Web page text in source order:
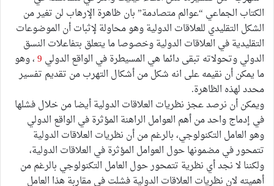
الكتاب الجماعي “عوالم متصادمة” بان ظاهرة الإرهاب لن تغير من
الشكل التقليدي للعلاقات الدولية وهو محاولة لإثبات أن الموضوعات
التقليدية في العلاقات الدولية وخصوصا ما يتعلق بتفاعلات النسق
الدولي وتحولاته تبقى دائما هي المسيطرة في الواقع الدولي 9، وهو
ما يمكن أن نقيمه على انه شكل من أشكال التهرب من تقديم تفسير
محدد لهذه الظاهرة.
ويمكن أن نرصد عجز نظريات العلاقات الدولية أيضا من خلال فشلها
في إدماج واحد من أهم العوامل الراهنة المؤثرة في الواقع الدولي
وهو العامل التكنولوجي، بالرغم من أن نظريات العلاقات الدولية
تتمحور في مضمونها حول العوامل المؤثرة في العلاقات الدولية،
ولكننا لا نجد أي نظرية تتمحور حول العامل التكنولوجي بالرغم من
أهميته لان نظريات العلاقات الدولية فشلت في مقاربة هذا العامل